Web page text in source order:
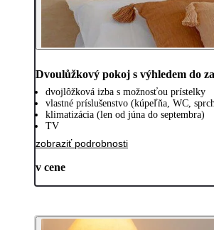
Dvoulůžkový pokoj s výhledem do
dvojlôžková izba s možnosťou prístelky
vlastné príslušenstvo (kúpeľňa, WC,
klimatizácia (len od júna do septembra)
TV
zobraziť podrobnosti
v cene